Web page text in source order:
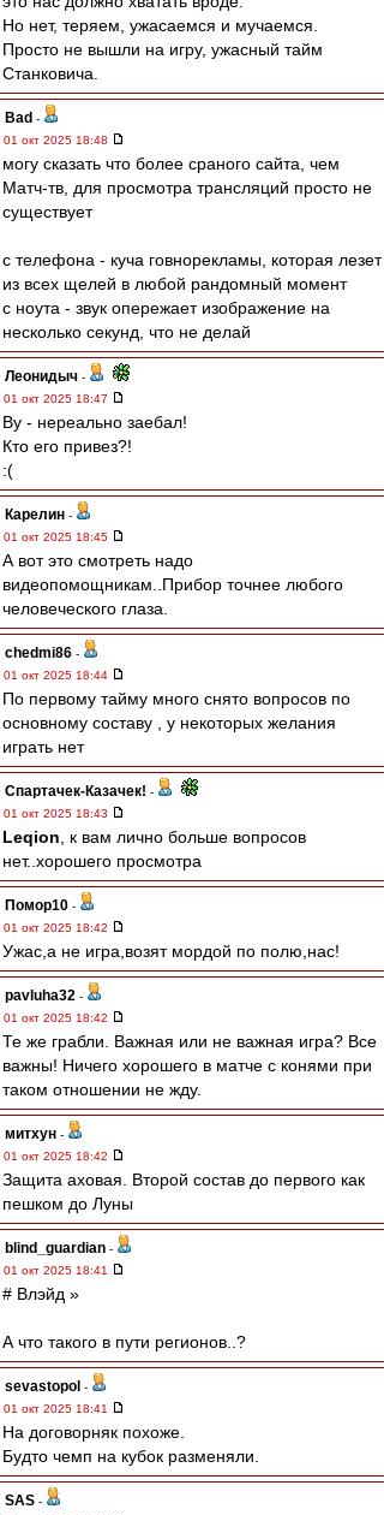
Но нет, теряем, ужасаемся и мучаемся.
Просто не вышли на игру, ужасный тайм
Станковича.
Bad -
01 окт 2025 18:48
могу сказать что более сраного сайта, чем
Матч-тв, для просмотра трансляций просто не
существует
с телефона - куча говнорекламы, которая лезет
из всех щелей в любой рандомный момент
с ноута - звук опережает изображение на
несколько секунд, что не делай
Леонидыч -
01 окт 2025 18:47
Ву - нереально заебал!
Кто его привез?!
:(
Карелин -
01 окт 2025 18:45
А вот это смотреть надо
видеопомощникам..Прибор точнее любого
человеческого глаза.
chedmi86 -
01 окт 2025 18:44
По первому тайму много снято вопросов по
основному составу , у некоторых желания
играть нет
Спартачек-Казачек! -
01 окт 2025 18:43
Leqion , к вам лично больше вопросов
нет..хорошего просмотра
Помор10 -
01 окт 2025 18:42
Ужас,а не игра,возят мордой по полю,нас!
pavluha32 -
01 окт 2025 18:42
Те же грабли. Важная или не важная игра? Все
важны! Ничего хорошего в матче с конями при
таком отношении не жду.
митхун -
01 окт 2025 18:42
Защита аховая. Второй состав до первого как
пешком до Луны
blind_guardian -
01 окт 2025 18:41
# Влэйд »
А что такого в пути регионов..?
sevastopol -
01 окт 2025 18:41
На договорняк похоже.
Будто чемп на кубок разменяли.
SAS -